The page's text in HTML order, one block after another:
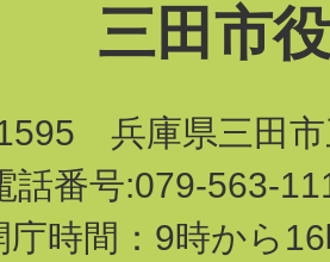
三田市
兵庫県三田市
話番号:079-563-
庁時間：9時から